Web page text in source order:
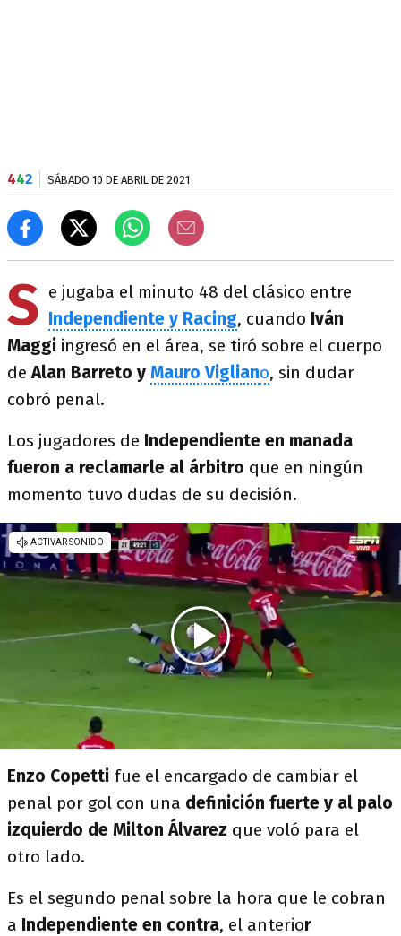
442 SÁBADO 10 DE ABRIL DE 2021
S e jugaba el minuto 48 del clásico entre
Independiente y Racing, cuando Iván
Maggi ingresó en el área, se tiró sobre el cuerpo
de Alan Barreto y Mauro Vigliano, sin dudar
cobró penal.
Los jugadores de Independiente en manada
fueron a reclamarle al árbitro que en ningún
momento tuvo dudas de su decisión.
Enzo Copetti fue el encargado de cambiar el
penal por gol con una definición fuerte y al palo
izquierdo de Milton Álvarez que voló para el
otro lado.
Es el segundo penal sobre la hora que le cobran
a Independiente en contra, el anterior